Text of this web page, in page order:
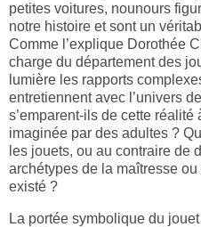
petites voitures, nounours
notre histoire et sont un
Comme l’explique Dorothée
charge du département des
lumière les rapports
entretiennent avec l’univers
s’emparent-ils de cette
imaginée par des adultes ?
les jouets, ou au contraire de
archétypes de la maîtresse
existé ?
La portée symbolique du